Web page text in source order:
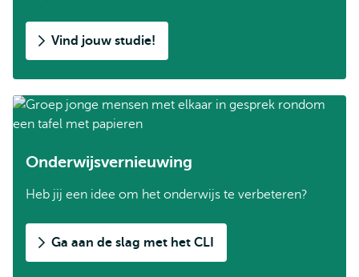
Vind jouw studie!
Onderwijsvernieuwing
Heb jij een idee om het onderwijs te verbeteren?
Ga aan de slag met het CLI